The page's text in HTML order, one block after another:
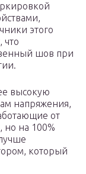
этого
что
шов при
высокую
напряжения,
от
но на 100%
который